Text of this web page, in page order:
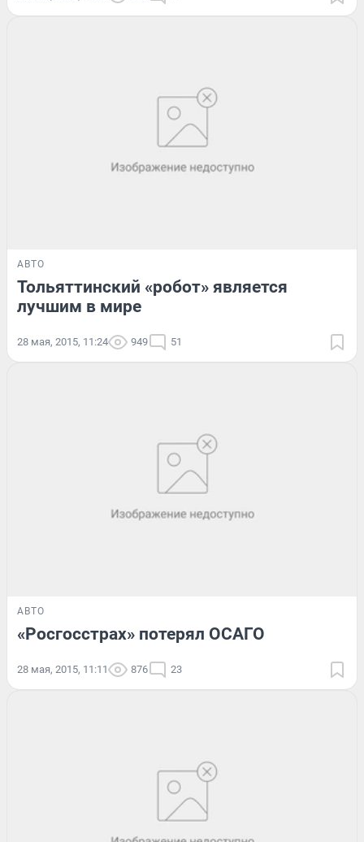
АВТО
Тольяттинский «робот» является
лучшим в мире
28 мая, 2015, 11:24 949 51
АВТО
«Росгосстрах» потерял ОСАГО
28 мая, 2015, 11:11 876 23